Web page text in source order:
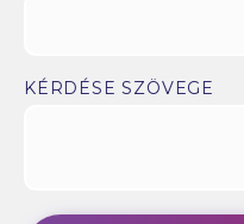
KÉRDÉSE SZÖVEGE